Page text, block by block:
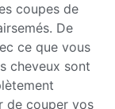
coupes de
De
ce que vous
cheveux sont
de couper vos